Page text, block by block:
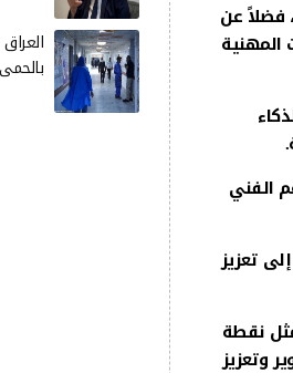
فضلاً عن
المهنية
الفني
تعزيز
نقطة
وتعزيز